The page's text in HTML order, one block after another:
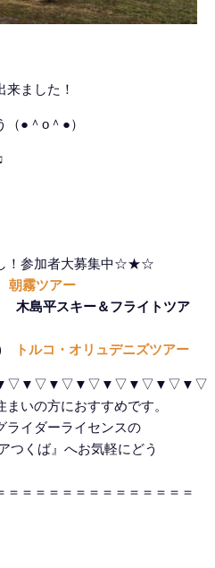
来ました！
●＾o＾●）
！参加者大募集中☆★☆
朝霧ツアー
木島平スキー＆フライトツア
)
トルコ・オリュデニズツアー
いの方におすすめです。
ライダーライセンスの
つくば』へお気軽にどう
＝＝＝＝＝＝＝＝＝＝＝＝＝＝